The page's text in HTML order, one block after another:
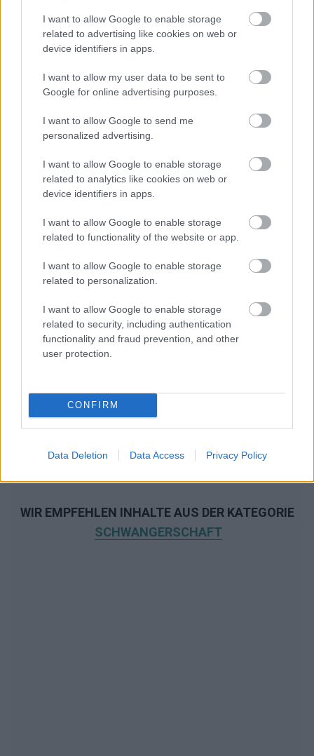
I want to allow Google to enable storage
related to advertising like cookies on web or
device identifiers in apps.
I want to allow my user data to be sent to
Google for online advertising purposes.
I want to allow Google to send me
personalized advertising.
I want to allow Google to enable storage
related to analytics like cookies on web or
device identifiers in apps.
I want to allow Google to enable storage
related to functionality of the website or app.
I want to allow Google to enable storage
related to personalization.
I want to allow Google to enable storage
related to security, including authentication
functionality and fraud prevention, and other
user protection.
CONFIRM
Data Deletion Data Access Privacy Policy
WIR EMPFEHLEN INHALTE AUS DER KATEGORIE
SCHWANGERSCHAFT